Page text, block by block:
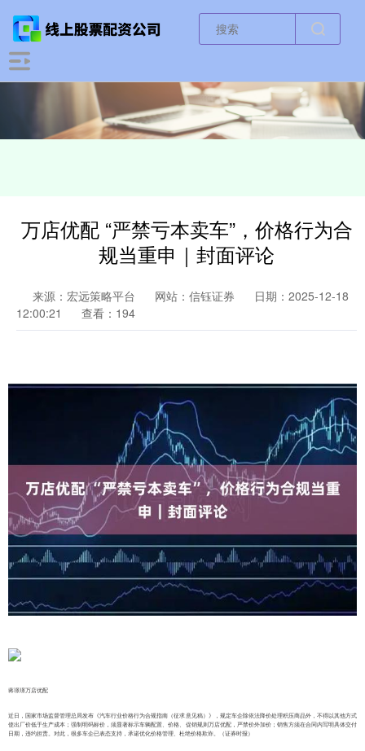
万店优配 “严禁亏本卖车”，价格行为合
规当重申｜封面评论
来源：宏远策略平台 网站：信钰证券
日期：2025-12-18
12:00:21
查看：194
蒋璟璟万店优配
近日，国家市场监督管理总局发布《汽车行业价格行为合规指南（征求意见稿）》，规定车企除依法降价处理积压商品外，不得以其他方式
使出厂价低于生产成本；强制明码标价，须显著标示车辆配置、价格、促销规则万店优配，严禁价外加价；销售方须在合同内写明具体交付
日期，违约担责。对此，很多车企已表态支持，承诺优化价格管理、杜绝价格欺诈。（证券时报）